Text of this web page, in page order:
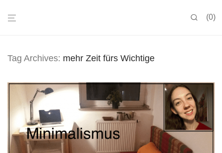
0
Tag Archives: mehr Zeit fürs Wichtige